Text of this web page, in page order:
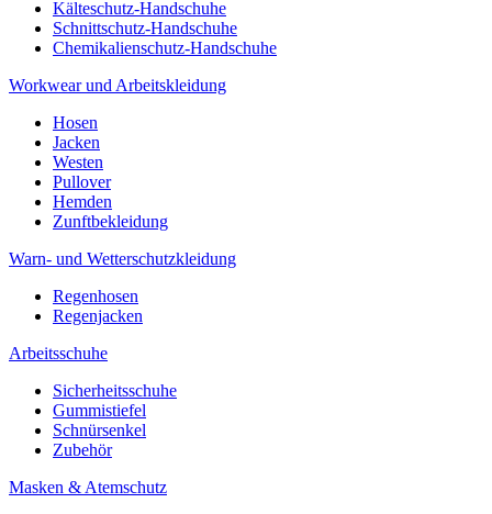
Kälteschutz-Handschuhe
Schnittschutz-Handschuhe
Chemikalienschutz-Handschuhe
Workwear und Arbeitskleidung
Hosen
Jacken
Westen
Pullover
Hemden
Zunftbekleidung
Warn- und Wetterschutzkleidung
Regenhosen
Regenjacken
Arbeitsschuhe
Sicherheitsschuhe
Gummistiefel
Schnürsenkel
Zubehör
Masken & Atemschutz